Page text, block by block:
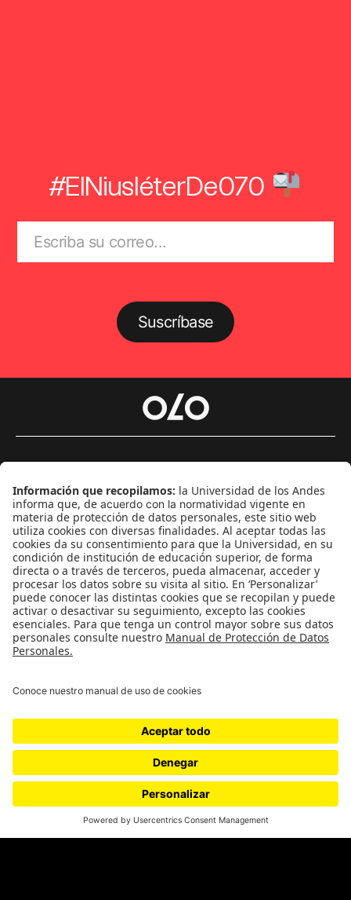
#ElNiusléterDe070
Suscríbase
Política
Cultura
Medio ambiente
Medios y periodismo
Ciudad
Movilización social
¿Quiénes somos?
Podcasts
Ediciones especiales